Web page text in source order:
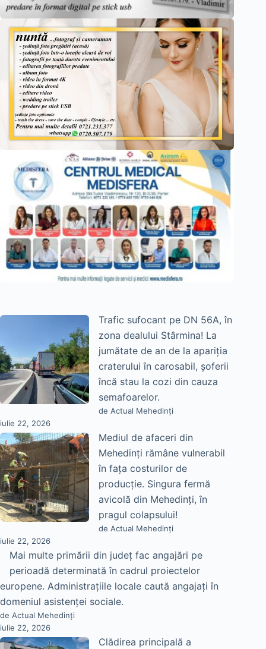
Trafic sufocant pe DN 56A, în
zona dealului Stârmina! La
jumătate de an de la apariția
craterului în carosabil, șoferii
încă stau la cozi din cauza
semafoarelor.
de Actual Mehedinți
iulie 22, 2026
Mediul de afaceri din
Mehedinți rămâne vulnerabil
în fața costurilor de
producție. Singura fermă
avicolă din Mehedinți, în
pragul colapsului!
de Actual Mehedinți
iulie 22, 2026
Mai multe primării din județ fac angajări pe
perioadă determinată în cadrul proiectelor
europene. Administrațiile locale caută angajați în
domeniul asistenței sociale.
de Actual Mehedinți
iulie 22, 2026
Clădirea principală a